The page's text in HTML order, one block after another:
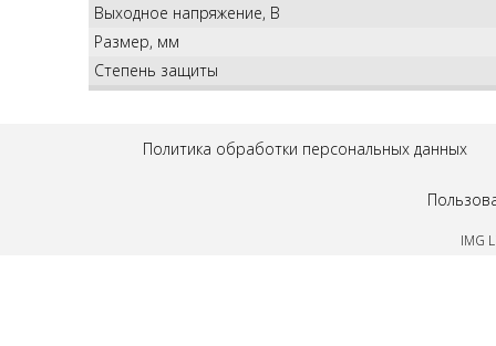
Выходное напряжение, В
Размер, мм
Степень защиты
Политика обработки персональных данных
IMG